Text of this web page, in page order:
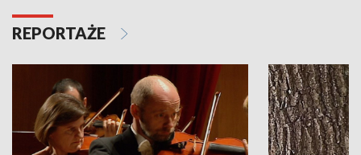
REPORTAŻE